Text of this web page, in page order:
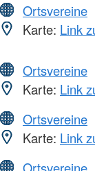
Ortsvereine
Karte: Link
Ortsvereine
Karte: Link
Ortsvereine
Karte: Link